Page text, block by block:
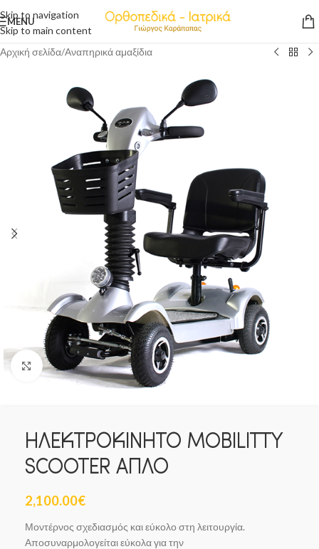
Skip to navigation
Skip to main content
MENU
Αρχική σελίδα/Αναπηρικά αμαξίδια
Click to enlarge
ΗΛΕΚΤΡΟΚΙΝΗΤΟ MOBILITTY
SCOOTER ΑΠΛΟ
2,100.00€
Μοντέρνος σχεδιασμός και εύκολο στη λειτουργία.
Αποσυναρμολογείται εύκολα για την